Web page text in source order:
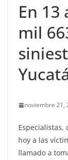
En
mil
noviembre 21,
Especialistas,
hoy a las
llamado a